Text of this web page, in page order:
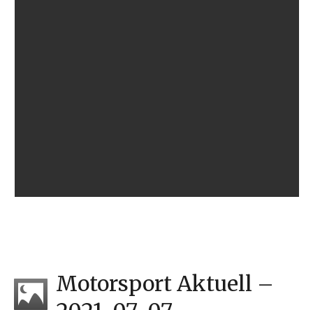
Motorsport Aktuell –